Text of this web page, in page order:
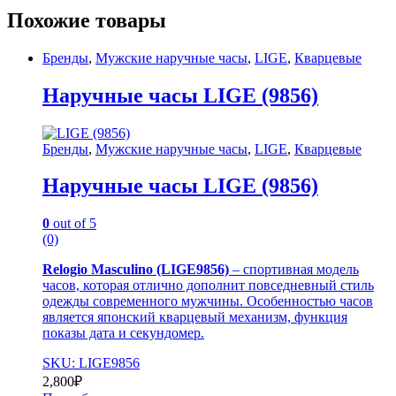
Похожие товары
Бренды, Мужские наручные часы, LIGE, Кварцевые
Наручные часы LIGE (9856)
Бренды, Мужские наручные часы, LIGE, Кварцевые
Наручные часы LIGE (9856)
0 out of 5
(0)
Relogio Masculino (LIGE9856) – спортивная модель
часов, которая отлично дополнит повседневный стиль
одежды современного мужчины. Особенностью часов
является японский кварцевый механизм, функция
показы дата и секундомер.
SKU: LIGE9856
2,800₽